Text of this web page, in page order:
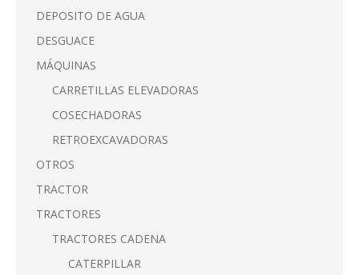
DEPOSITO DE AGUA
DESGUACE
MÁQUINAS
CARRETILLAS ELEVADORAS
COSECHADORAS
RETROEXCAVADORAS
OTROS
TRACTOR
TRACTORES
TRACTORES CADENA
CATERPILLAR